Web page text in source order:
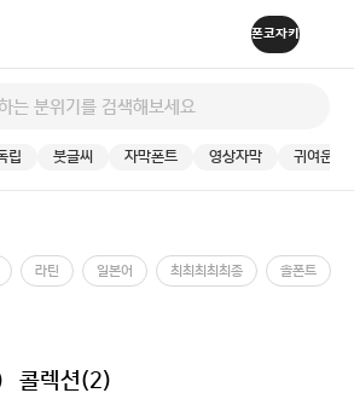
립 붓글씨 자막폰트 영상자막 귀여운
라틴 일본어 최최최최최종 솔폰트
콜렉션(2)